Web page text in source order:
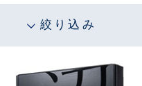
絞り込み